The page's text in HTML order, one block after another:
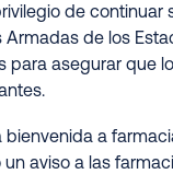
de
Armadas de los
para asegurar que
bienvenida a
aviso a las